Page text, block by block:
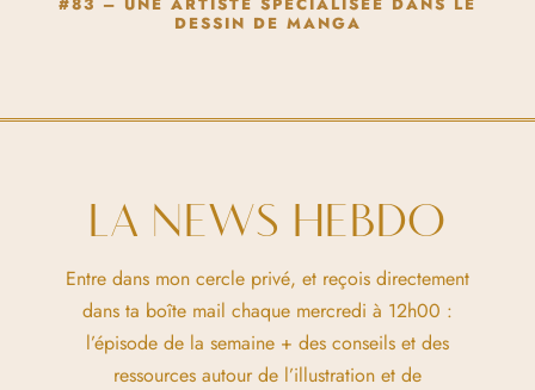
DESSIN DE MANGA
LA NEWS HEBDO
Entre dans mon cercle privé, et reçois directement
dans ta boîte mail chaque mercredi à 12h00 :
l’épisode de la semaine + des conseils et des
ressources autour de l’illustration et de